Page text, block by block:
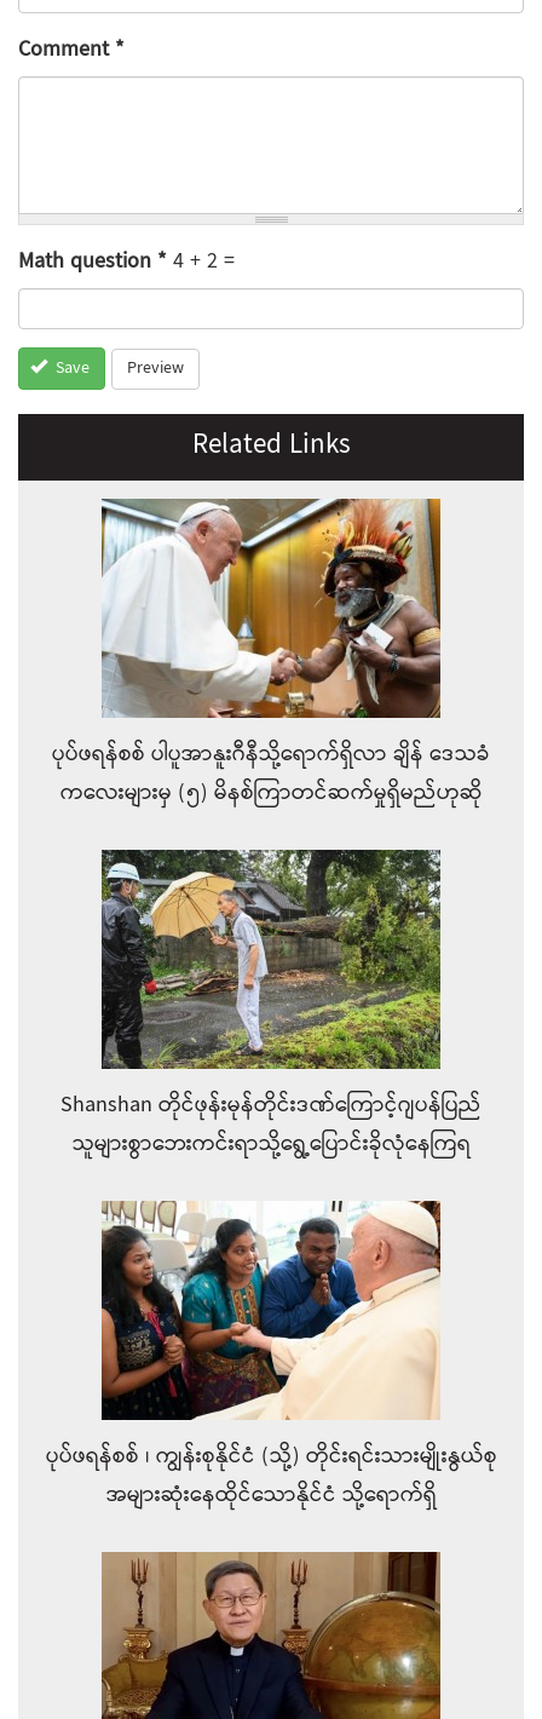
Comment*
Math question*4 + 2 =
Save Preview
Related Links
ပုပ်ဖရန်စစ် ပါပူအာနူးဂီနီသို့ရောက်ရှိလာ ချိန်‌ ဒေသခံ
ကလေးများမှ (၅) မိနစ်ကြာတင်ဆက်မှုရှိမည်ဟုဆို
Shanshan တိုင်ဖုန်းမုန်တိုင်းဒဏ်ကြောင့်ဂျပန်ပြည်
သူများစွာဘေးကင်းရာသို့ရွေ့ပြောင်းခိုလုံနေကြရ
ပုပ်ဖရန်စစ် ၊ ကျွန်းစုနိုင်ငံ (သို့) တိုင်းရင်းသားမျိုးနွယ်စု
အများဆုံးနေထိုင်သောနိုင်ငံ သို့ရောက်ရှိ